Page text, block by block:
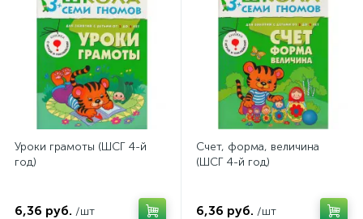
Уроки грамоты (ШСГ 4-й
год)
6,36 руб. /шт
Счет, форма, величина
(ШСГ 4-й год)
6,36 руб. /шт